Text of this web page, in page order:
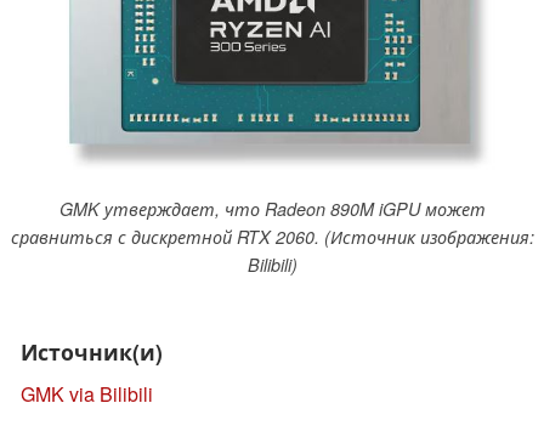
GMK утверждает, что Radeon 890M iGPU может
сравниться с дискретной RTX 2060. (Источник изображения:
Bilibili)
Источник(и)
GMK via Bilibili